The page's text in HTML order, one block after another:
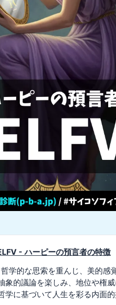
- ハーピーの預言者の特徴
学的な思索を重んじ、美的感
的議論を楽しみ、地位や権威
に基づいて人生を彩る内面的